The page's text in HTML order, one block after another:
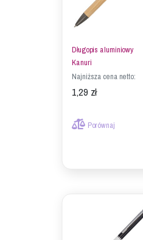
Długopis aluminiowy
Kanuri
Najniższa cena netto:
1,29 zł
Porównaj